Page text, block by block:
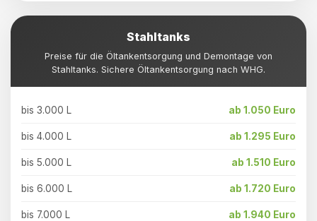
Stahltanks
Preise für die Öltankentsorgung und Demontage von
Stahltanks. Sichere Öltankentsorgung nach WHG.
bis 3.000 L ab 1.050 Euro
bis 4.000 L ab 1.295 Euro
bis 5.000 L ab 1.510 Euro
bis 6.000 L ab 1.720 Euro
bis 7.000 L ab 1.940 Euro